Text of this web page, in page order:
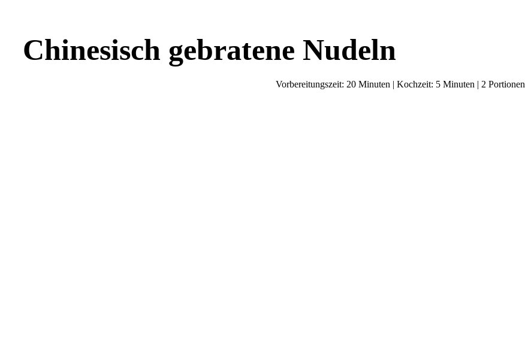
Chinesisch gebratene Nudeln
Vorbereitungszeit: 20 Minuten | Kochzeit: 5 Minuten | 2 Portionen